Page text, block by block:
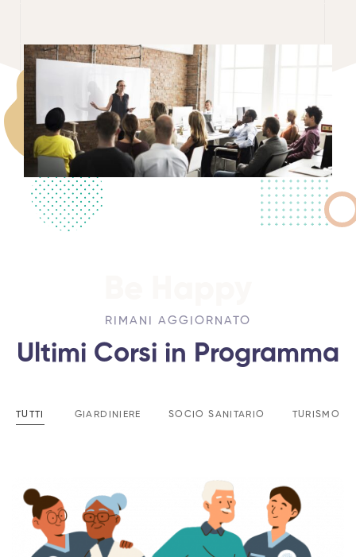
RIMANI AGGIORNATO
Ultimi Corsi in Programma
TUTTI GIARDINIERE SOCIO SANITARIO TURISMO